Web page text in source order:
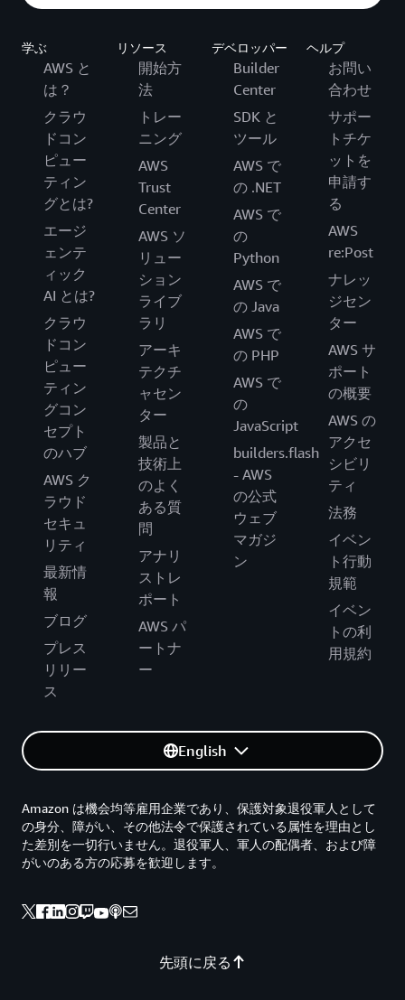
学ぶ
AWS と
は？
クラウ
ドコン
ピュー
ティン
グとは?
エージ
ェンテ
ィック
AI とは?
クラウ
ドコン
ピュー
ティン
グコン
セプト
のハブ
AWS ク
ラウド
セキュ
リティ
最新情
報
ブログ
プレス
リリー
ス
リソース
開始方
法
トレー
ニング
AWS
Trust
Center
AWS ソ
リュー
ション
ライブ
ラリ
アーキ
テクチ
ャセン
ター
製品と
技術上
のよく
ある質
問
アナリ
ストレ
ポート
AWS パ
ートナ
ー
デベロッパー
Builder
Center
SDK と
ツール
AWS で
の .NET
AWS で
の
Python
AWS で
の Java
AWS で
の PHP
AWS で
の
JavaScript
builders.flash
- AWS
の公式
ウェブ
マガジ
ン
ヘルプ
お問い
合わせ
サポー
トチケ
ットを
申請す
る
AWS
re:Post
ナレッ
ジセン
ター
AWS サ
ポート
の概要
AWS の
アクセ
シビリ
ティ
法務
イベン
ト行動
規範
イベン
トの利
用規約
English
先頭に戻る
Amazon は機会均等雇用企業であり、保護対象退役軍人として
の身分、障がい、その他法令で保護されている属性を理由とし
た差別を一切行いません。退役軍人、軍人の配偶者、および障
がいのある方の応募を歓迎します。